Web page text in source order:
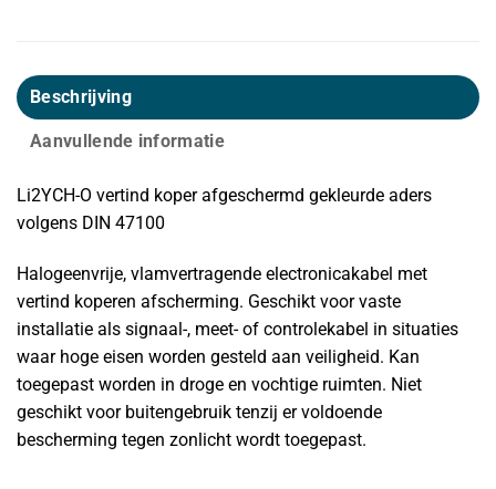
Beschrijving
Aanvullende informatie
Li2YCH-O vertind koper afgeschermd gekleurde aders
volgens DIN 47100
Halogeenvrije, vlamvertragende electronicakabel met
vertind koperen afscherming. Geschikt voor vaste
installatie als signaal-, meet- of controlekabel in situaties
waar hoge eisen worden gesteld aan veiligheid. Kan
toegepast worden in droge en vochtige ruimten. Niet
geschikt voor buitengebruik tenzij er voldoende
bescherming tegen zonlicht wordt toegepast.